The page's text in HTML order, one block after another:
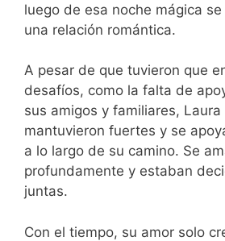
luego de esa noche mágica
una relación romántica.
A pesar de que tuvieron que
desafíos, como la falta de
sus amigos y familiares, Laura
mantuvieron fuertes y se
a lo largo de su camino. Se
profundamente y estaban
juntas.
Con el tiempo, su amor solo